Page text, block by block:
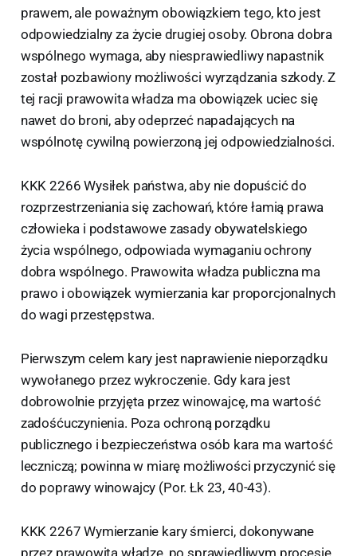
prawem, ale poważnym obowiązkiem tego, kto jest
odpowiedzialny za życie drugiej osoby. Obrona dobra
wspólnego wymaga, aby niesprawiedliwy napastnik
został pozbawiony możliwości wyrządzania szkody. Z
tej racji prawowita władza ma obowiązek uciec się
nawet do broni, aby odeprzeć napadających na
wspólnotę cywilną powierzoną jej odpowiedzialności.
KKK 2266 Wysiłek państwa, aby nie dopuścić do
rozprzestrzeniania się zachowań, które łamią prawa
człowieka i podstawowe zasady obywatelskiego
życia wspólnego, odpowiada wymaganiu ochrony
dobra wspólnego. Prawowita władza publiczna ma
prawo i obowiązek wymierzania kar proporcjonalnych
do wagi przestępstwa.
Pierwszym celem kary jest naprawienie nieporządku
wywołanego przez wykroczenie. Gdy kara jest
dobrowolnie przyjęta przez winowajcę, ma wartość
zadośćuczynienia. Poza ochroną porządku
publicznego i bezpieczeństwa osób kara ma wartość
leczniczą; powinna w miarę możliwości przyczynić się
do poprawy winowajcy (Por. Łk 23, 40-43).
KKK 2267 Wymierzanie kary śmierci, dokonywane
przez prawowitą władzę, po sprawiedliwym procesie,